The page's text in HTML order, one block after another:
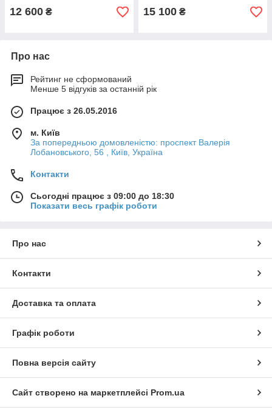
12 600 ₴ 15 100 ₴
Про нас
Рейтинг не сформований
Менше 5 відгуків за останній рік
Працює з 26.05.2016
м. Київ
За попередньою домовленістю: проспект Валерія
Лобановського, 56 , Київ, Україна
Контакти
Сьогодні працює з 09:00 до 18:30
Показати весь графік роботи
Про нас
Контакти
Доставка та оплата
Графік роботи
Повна версія сайту
Сайт створено на маркетплейсі Prom.ua